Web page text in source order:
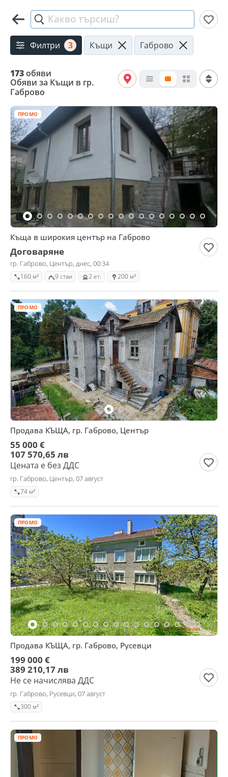
Какво търсиш?
Филтри 3 Къщи Габрово
173обяви
Обяви за Къщи в гр.
Габрово
ПРОМО
Къща в широкия център на Габрово
Договаряне
гр. Габрово, Център, днес, 00:34
160 м² 9 стаи 2 ет. 200 м²
ПРОМО
Продава КЪЩА, гр. Габрово, Център
55 000 €
107 570,65 лв
Цената е без ДДС
гр. Габрово, Център, 07 август
74 м²
ПРОМО
Продава КЪЩА, гр. Габрово, Русевци
199 000 €
389 210,17 лв
Не се начислява ДДС
гр. Габрово, Русевци, 07 август
300 м²
ПРОМО